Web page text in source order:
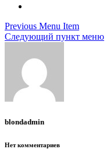
Previous Menu Item
Следующий пункт меню
blondadmin
Нет комментариев